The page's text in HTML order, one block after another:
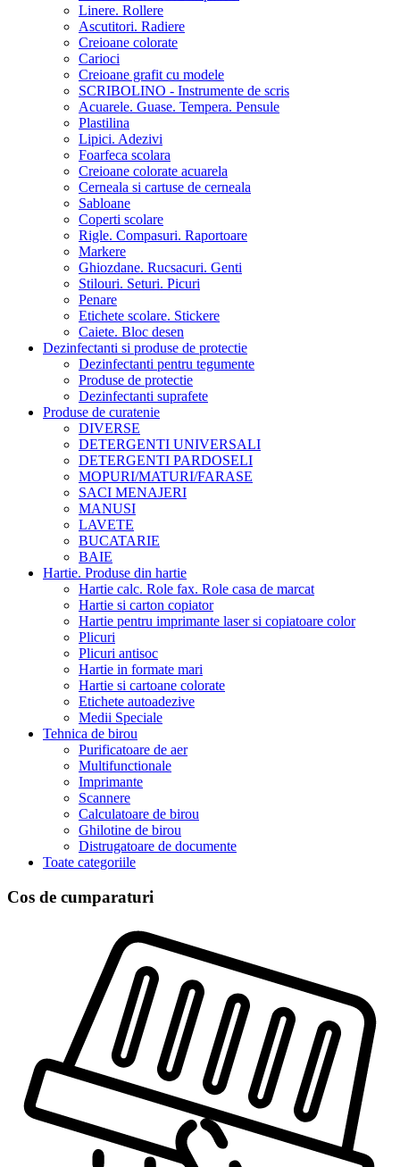
Linere. Rollere
Ascutitori. Radiere
Creioane colorate
Carioci
Creioane grafit cu modele
SCRIBOLINO - Instrumente de scris
Acuarele. Guase. Tempera. Pensule
Plastilina
Lipici. Adezivi
Foarfeca scolara
Creioane colorate acuarela
Cerneala si cartuse de cerneala
Sabloane
Coperti scolare
Rigle. Compasuri. Raportoare
Markere
Ghiozdane. Rucsacuri. Genti
Stilouri. Seturi. Picuri
Penare
Etichete scolare. Stickere
Caiete. Bloc desen
Dezinfectanti si produse de protectie
Dezinfectanti pentru tegumente
Produse de protectie
Dezinfectanti suprafete
Produse de curatenie
DIVERSE
DETERGENTI UNIVERSALI
DETERGENTI PARDOSELI
MOPURI/MATURI/FARASE
SACI MENAJERI
MANUSI
LAVETE
BUCATARIE
BAIE
Hartie. Produse din hartie
Hartie calc. Role fax. Role casa de marcat
Hartie si carton copiator
Hartie pentru imprimante laser si copiatoare color
Plicuri
Plicuri antisoc
Hartie in formate mari
Hartie si cartoane colorate
Etichete autoadezive
Medii Speciale
Tehnica de birou
Purificatoare de aer
Multifunctionale
Imprimante
Scannere
Calculatoare de birou
Ghilotine de birou
Distrugatoare de documente
Toate categoriile
Cos de cumparaturi